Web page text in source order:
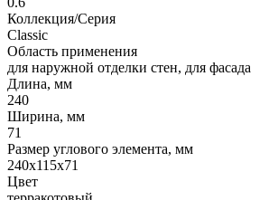
Коллекция/Серия
Classic
Область применения
для наружной отделки стен, для фасада
Длина, мм
240
Ширина, мм
71
Размер углового элемента, мм
240x115x71
Цвет